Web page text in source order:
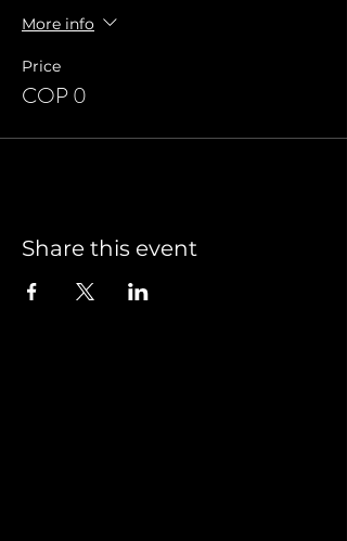
More info
Price
COP 0
Share this event